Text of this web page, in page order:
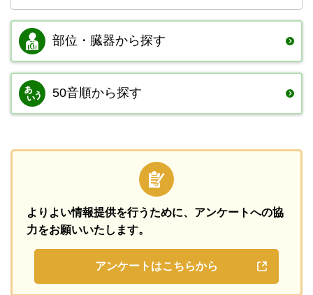
部位・臓器から探す
50音順から探す
よりよい情報提供を行うために、 アンケートへの協
力をお願いいたします。
アンケートはこちらから